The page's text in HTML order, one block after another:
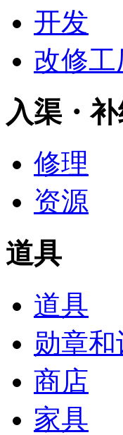
开发
改修工
入渠・
修理
资源
道具
道具
勋章和
商店
家具